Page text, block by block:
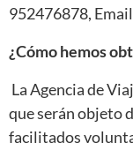
952476878,
¿Cómo hemos
La Agencia de
que serán objeto
facilitados